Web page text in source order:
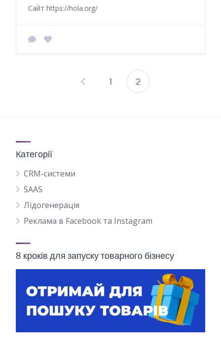
Сайт https://hola.org/
Пагінація
1 2
Категорії
CRM-системи
SAAS
Лідогенерація
Реклама в Facebook та Instagram
8 кроків для запуску товарного бізнесу